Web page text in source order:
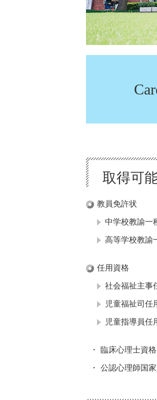
取得可
教員免許状
中学校教諭一
高等学校教諭
任用資格
社会福祉主事
児童福祉司任
児童指導員任
臨床心理士資
公認心理師国